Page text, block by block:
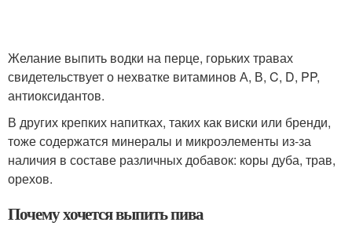
Желание выпить водки на перце, горьких травах
свидетельствует о нехватке витаминов А, В, C, D, PP,
антиоксидантов.
В других крепких напитках, таких как виски или бренди,
тоже содержатся минералы и микроэлементы из-за
наличия в составе различных добавок: коры дуба, трав,
орехов.
Почему хочется выпить пива